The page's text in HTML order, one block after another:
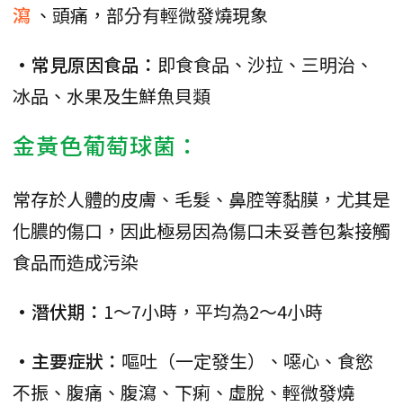
瀉 、頭痛，部分有輕微發燒現象
•常見原因食品： 即食食品、沙拉、三明治、
冰品、水果及生鮮魚貝類
金黃色葡萄球菌：
常存於人體的皮膚、毛髮、鼻腔等黏膜，尤其是
化膿的傷口，因此極易因為傷口未妥善包紮接觸
食品而造成污染
•潛伏期： 1～7小時，平均為2～4小時
•主要症狀： 嘔吐（一定發生）、噁心、食慾
不振、腹痛、腹瀉、下痢、虛脫、輕微發燒